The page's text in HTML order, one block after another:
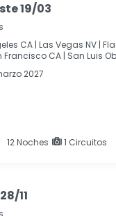
19/03
CA | Las Vegas NV |
Francisco CA | San Luis
2027
12Noches 1 Circuitos
11